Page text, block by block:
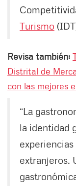
Turismo
Revisa también:
Distrital de
con las mejores
“La
la identidad
extranjeros.